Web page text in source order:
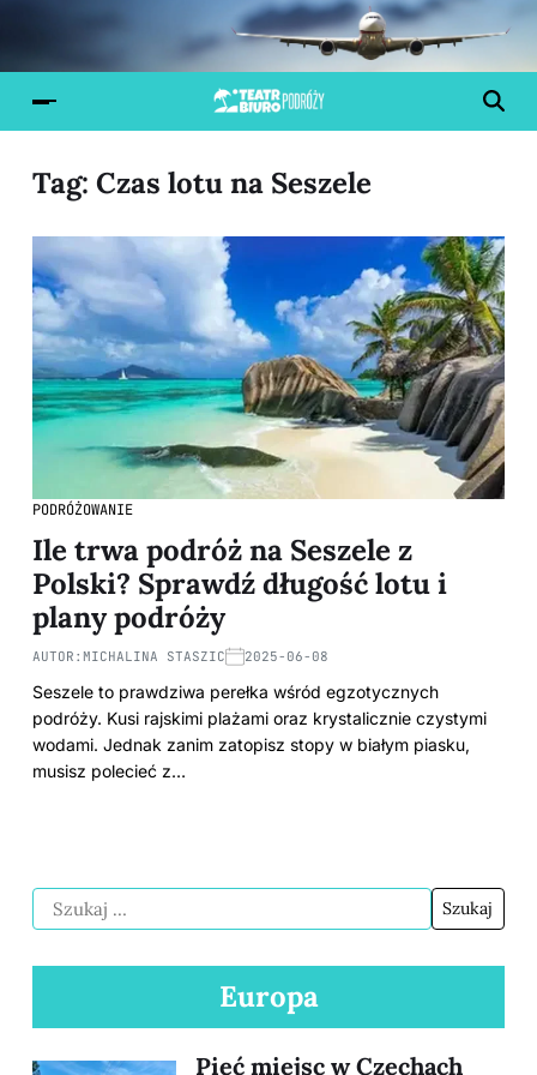
Tag: Czas lotu na Seszele
PODRÓŻOWANIE
Ile trwa podróż na Seszele z
Polski? Sprawdź długość lotu i
plany podróży
AUTOR: MICHALINA STASZIC 2025-06-08
Seszele to prawdziwa perełka wśród egzotycznych
podróży. Kusi rajskimi plażami oraz krystalicznie czystymi
wodami. Jednak zanim zatopisz stopy w białym piasku,
musisz polecieć z…
Europa
Pięć miejsc w Czechach